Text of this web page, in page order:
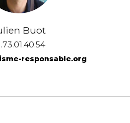
Buot
responsable.org